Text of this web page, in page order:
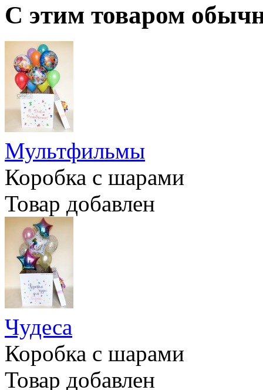
С этим товаром
Мультфильмы
Коробка с шарами
Товар добавлен
Чудеса
Коробка с шарами
Товар добавлен